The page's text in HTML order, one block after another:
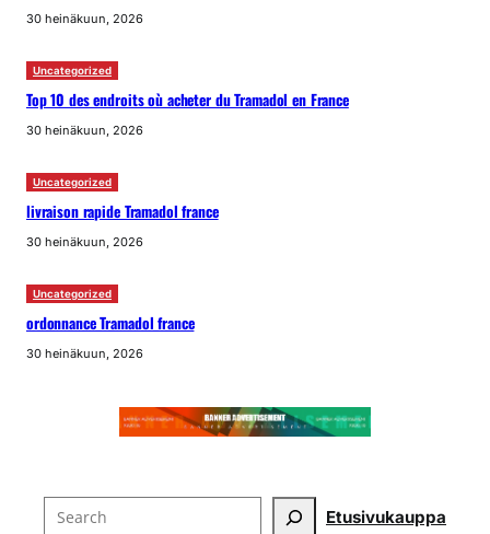
30 heinäkuun, 2026
Uncategorized
Top 10 des endroits où acheter du Tramadol en France
30 heinäkuun, 2026
Uncategorized
livraison rapide Tramadol france
30 heinäkuun, 2026
Uncategorized
ordonnance Tramadol france
30 heinäkuun, 2026
Search Etusivukauppa